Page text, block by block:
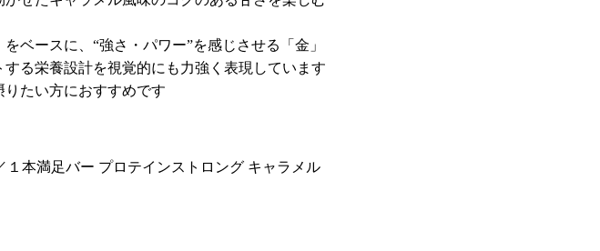
ベースに、“強さ・パワー”を感じさせる「金」
る栄養設計を視覚的にも力強く表現しています
たい方におすすめです
本満足バー プロテインストロング キャラメル